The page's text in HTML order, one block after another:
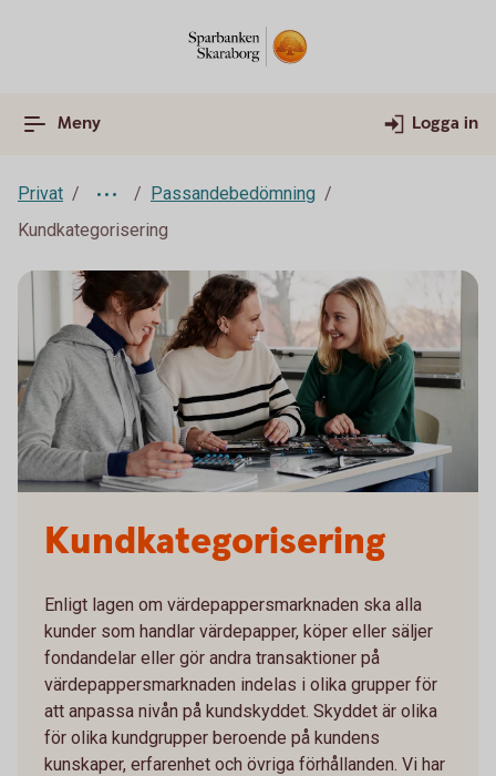
Meny Logga in
Privat
Passandebedömning
Kundkategorisering
Kundkategorisering
Enligt lagen om värdepappersmarknaden ska alla
kunder som handlar värdepapper, köper eller säljer
fondandelar eller gör andra transaktioner på
värdepappersmarknaden indelas i olika grupper för
att anpassa nivån på kundskyddet. Skyddet är olika
för olika kundgrupper beroende på kundens
kunskaper, erfarenhet och övriga förhållanden. Vi har